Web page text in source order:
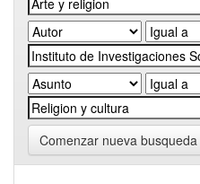
Comenzar nueva busqueda